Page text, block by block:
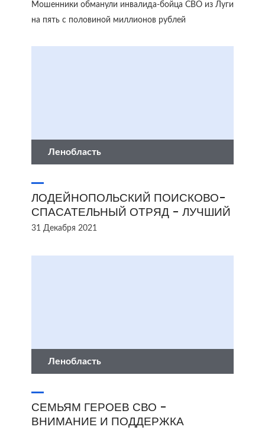
Мошенники обманули инвалида-бойца СВО из Луги
на пять с половиной миллионов рублей
Ленобласть
ЛОДЕЙНОПОЛЬСКИЙ ПОИСКОВО-
СПАСАТЕЛЬНЫЙ ОТРЯД - ЛУЧШИЙ
31 Декабря 2021
Ленобласть
СЕМЬЯМ ГЕРОЕВ СВО -
ВНИМАНИЕ И ПОДДЕРЖКА